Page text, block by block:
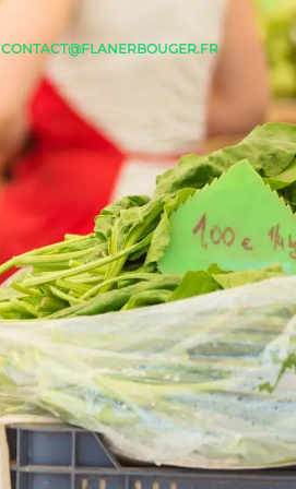
CONTACT@FLANERBOUGER.FR